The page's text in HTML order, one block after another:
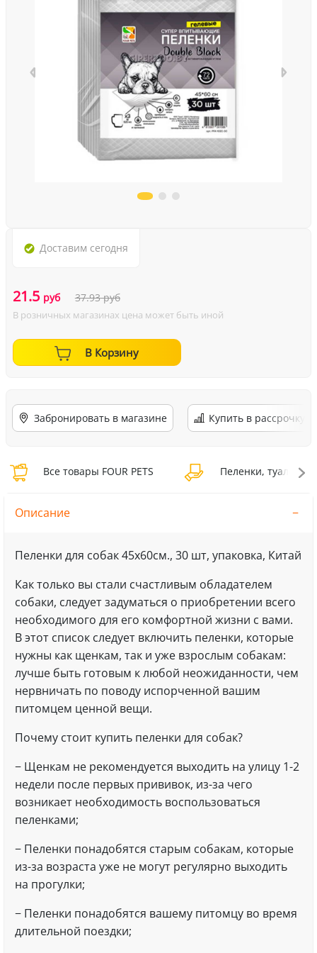
Доставим сегодня
21.5 руб 37.93руб
В розничных магазинах цена может быть иной
В Корзину
Забронировать в магазине Купить в рассрочку
Все товары FOUR PETS Пеленки, туалеты
Описание
Пеленки для собак 45х60см., 30 шт, упаковка, Китай
Как только вы стали счастливым обладателем
собаки, следует задуматься о приобретении всего
необходимого для его комфортной жизни с вами.
В этот список следует включить пеленки, которые
нужны как щенкам, так и уже взрослым собакам:
лучше быть готовым к любой неожиданности, чем
нервничать по поводу испорченной вашим
питомцем ценной вещи.
Почему стоит купить пеленки для собак?
− Щенкам не рекомендуется выходить на улицу 1-2
недели после первых прививок, из-за чего
возникает необходимость воспользоваться
пеленками;
− Пеленки понадобятся старым собакам, которые
из-за возраста уже не могут регулярно выходить
на прогулки;
− Пеленки понадобятся вашему питомцу во время
длительной поездки;